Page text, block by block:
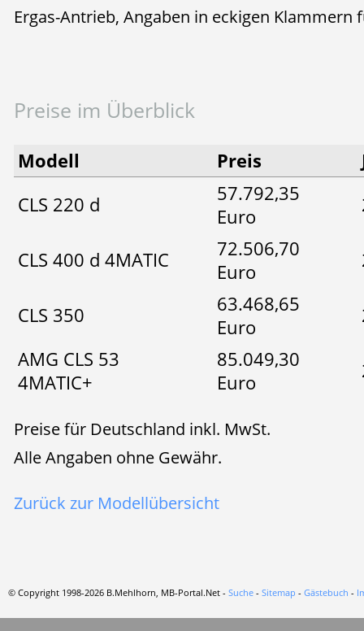
Ergas-Antrieb, Angaben in eckigen Klammern
Preise im Überblick
Modell Preis
CLS 220 d
57.792,35
Euro
CLS 400 d 4MATIC
72.506,70
Euro
CLS 350
63.468,65
Euro
AMG CLS 53
4MATIC+
85.049,30
Euro
Preise für Deutschland inkl. MwSt.
Alle Angaben ohne Gewähr.
Zurück zur Modellübersicht
© Copyright 1998-2026 B.Mehlhorn, MB-Portal.Net - Suche - Sitemap - Gästebuch -